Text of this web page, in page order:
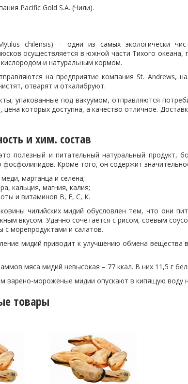
Pacific Gold S.A. (Чили).
chilensis) – одни из самых экологически
осуществляется в южной части Тихого океана,
и натуральным кормом.
на предприятие компанияSt. Andrews,
отварят и откалибруют.
упакованные под вакуумом, отправляются
которых доступна, а качество отличное.
и хим. состав
полезный и питательный натуральный продукт,
фосфолипидов. Кроме того, он содержит
марганца и селена;
кальция, магния, калия;
и витаминов В, Е, С, К.
чилийских мидий обусловлен тем, что они
вкусом. Удачно сочетается с рисом, соевым
с морепродуктами и салатов.
мидий приводит к улучшению обмена
мяса мидий невысокая – 77 ккал. В них 11,5 г
варено-мороженые мидии опускают в кипящую воду
товары